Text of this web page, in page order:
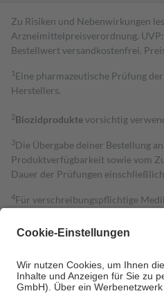
Zu Risiken und Nebenwirkungen
Arzneimittelpreisverordnung. UVP:
Bestell­wert versand­kosten­frei.
1 Eine pharmazeutische Prüfung
Herstellers.
2Biozidproduktevorsichtig
3Die Übergabe deiner Bestellung
Produktverfügbarkeit sowie vom
Dauer der Prüfungen
4Für verschreibungspflichtige
Grundsätzlich leisten Mitglieder
Bei Heilmitteln und häuslicher
Um das Engagement der